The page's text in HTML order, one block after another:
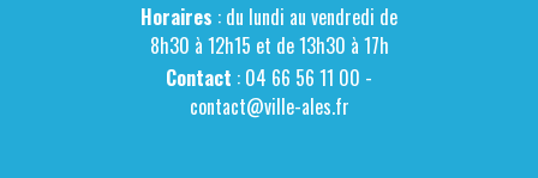
Horaires : du lundi au vendredi de
8h30 à 12h15 et de 13h30 à 17h
Contact : 04 66 56 11 00 -
contact@ville-ales.fr